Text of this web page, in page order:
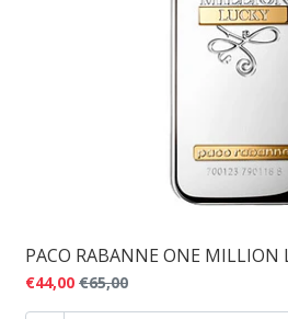
PACO RABANNE ONE MILLION
€44,00 €65,00